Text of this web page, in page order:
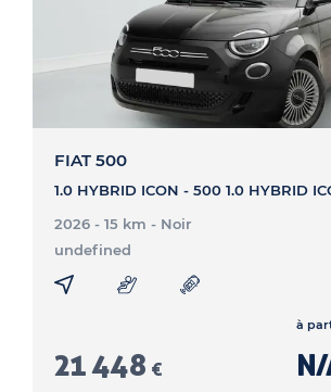
FIAT 500
1.0 HYBRID ICON - 500 1.0 HYBRID
2026 - 15 km - Noir
undefined
21 448 €
à